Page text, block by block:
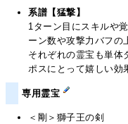
系譜【猛撃】
1ターン目にスキルや
ーン数や攻撃力バフの
それぞれの霊宝も単体
ポスにとって嬉しい効
専用霊宝
＜剛＞獅子王の剣